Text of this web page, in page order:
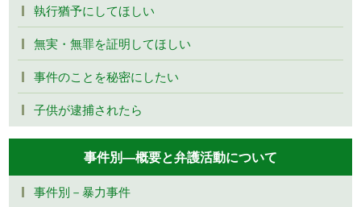
執行猶予にしてほしい
無実・無罪を証明してほしい
事件のことを秘密にしたい
子供が逮捕されたら
事件別―概要と弁護活動について
事件別－暴力事件